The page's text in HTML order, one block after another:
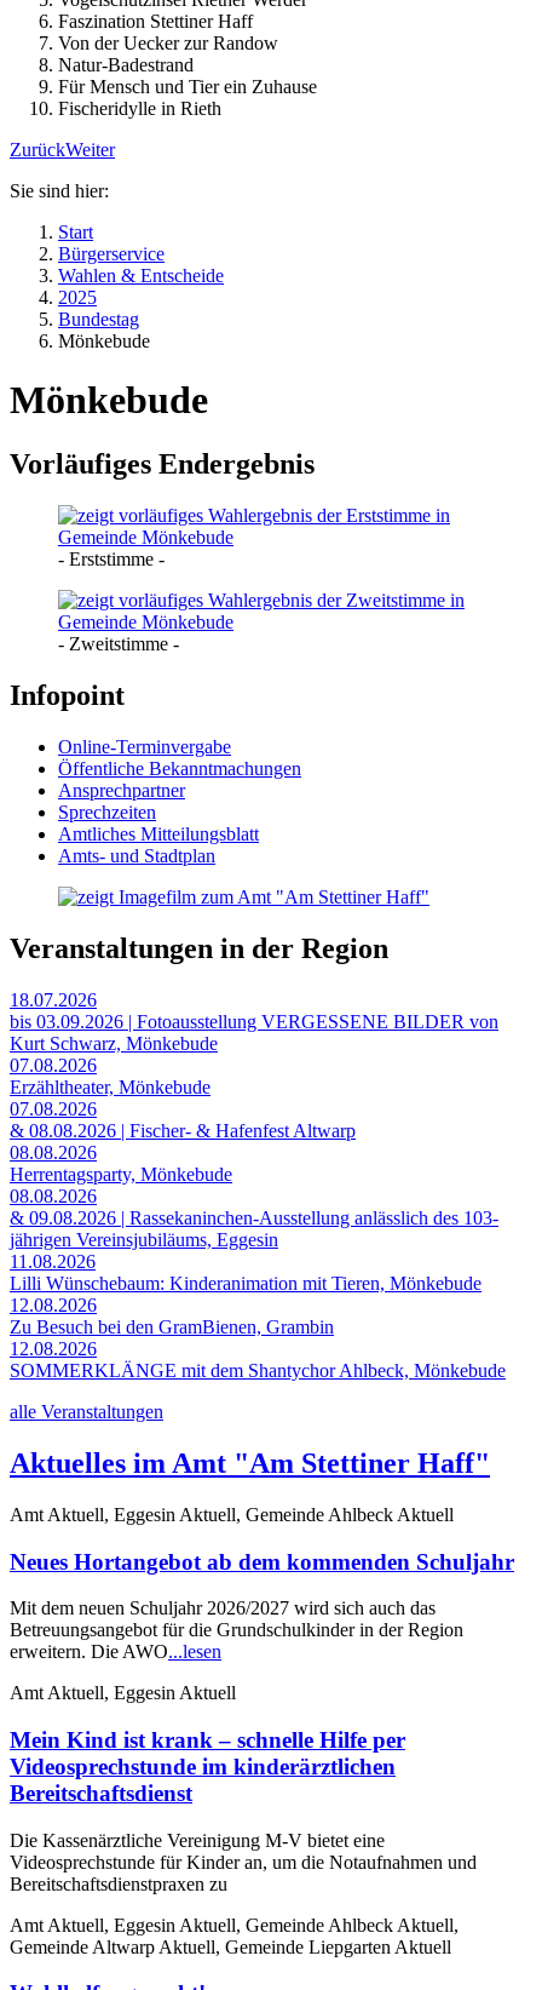
Faszination Stettiner Haff
Von der Uecker zur Randow
Natur-Badestrand
Für Mensch und Tier ein Zuhause
Fischeridylle in Rieth
ZurückWeiter
Sie sind hier:
Start
Bürgerservice
Wahlen & Entscheide
2025
Bundestag
Mönkebude
Mönkebude
Vorläufiges Endergebnis
- Erststimme -
- Zweitstimme -
Infopoint
Online-Terminvergabe
Öffentliche Bekanntmachungen
Ansprechpartner
Sprechzeiten
Amtliches Mitteilungsblatt
Amts- und Stadtplan
Veranstaltungen in der Region
18.07.2026
bis 03.09.2026 | Fotoausstellung VERGESSENE BILDER von
Kurt Schwarz, Mönkebude
07.08.2026
Erzähltheater, Mönkebude
07.08.2026
& 08.08.2026 | Fischer- & Hafenfest Altwarp
08.08.2026
Herrentagsparty, Mönkebude
08.08.2026
& 09.08.2026 | Rassekaninchen-Ausstellung anlässlich des 103-
jährigen Vereinsjubiläums, Eggesin
11.08.2026
Lilli Wünschebaum: Kinderanimation mit Tieren, Mönkebude
12.08.2026
Zu Besuch bei den GramBienen, Grambin
12.08.2026
SOMMERKLÄNGE mit dem Shantychor Ahlbeck, Mönkebude
alle Veranstaltungen
Aktuelles im Amt "Am Stettiner Haff"
Amt Aktuell, Eggesin Aktuell, Gemeinde Ahlbeck Aktuell
Neues Hortangebot ab dem kommenden Schuljahr
Mit dem neuen Schuljahr 2026/2027 wird sich auch das
Betreuungsangebot für die Grundschulkinder in der Region
erweitern. Die AWO...lesen
Amt Aktuell, Eggesin Aktuell
Mein Kind ist krank – schnelle Hilfe per
Videosprechstunde im kinderärztlichen
Bereitschaftsdienst
Die Kassenärztliche Vereinigung M-V bietet eine
Videosprechstunde für Kinder an, um die Notaufnahmen und
Bereitschaftsdienstpraxen zu
Amt Aktuell, Eggesin Aktuell, Gemeinde Ahlbeck Aktuell,
Gemeinde Altwarp Aktuell, Gemeinde Liepgarten Aktuell